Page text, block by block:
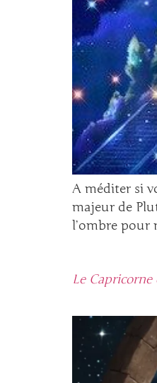
A méditer si
majeur de
l’ombre pour
Le Capricorne